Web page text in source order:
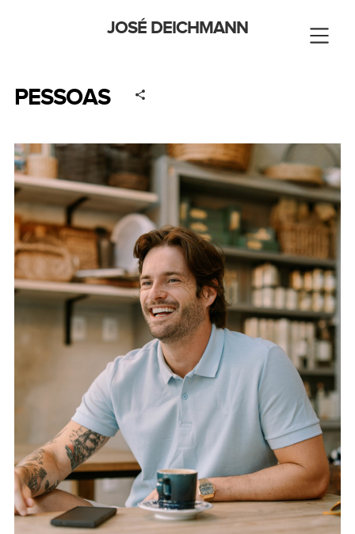
JOSÉ DEICHMANN
PESSOAS